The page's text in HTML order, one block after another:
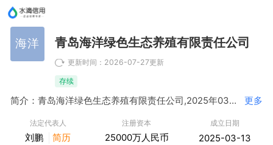
海洋 青岛海洋绿色生态养殖有限责任公司
更新时间：2026-07-27更新
存续
简介：青岛海洋绿色生态养殖有限责任公司,2025年03月13日成立，经营范围包括许可项目：水产养殖；水产苗种生产；食品生产；食品销售；饲料生产；水产苗种进出口。（依法须经批准的项目，经相关部门批准后方可开展经营活动，具体经营项目以相关部门批准文件或许可证件为准）一般项目：水产品批发；水产品零售；水产苗种销售；食用农产品初加工；海水养殖和海洋生物资源利用装备制造；农、林、牧、副、渔业专业机械的销售；生物饲料研发；畜牧渔业饲料销售；渔业机械制造；鱼病防治服务；渔业专业及辅助性活动；工程和技术研究和试验发展；技术服务、技术开发、技术咨询、技术交流、技术转让、技术推广；货物进出口；技术进出口。（除依法须经批准的项目外，凭营业执照依法自主开展经营活动） 更多
法定代表人
刘鹏 简历
注册资本
25000万人民币
成立日期
2025-03-13